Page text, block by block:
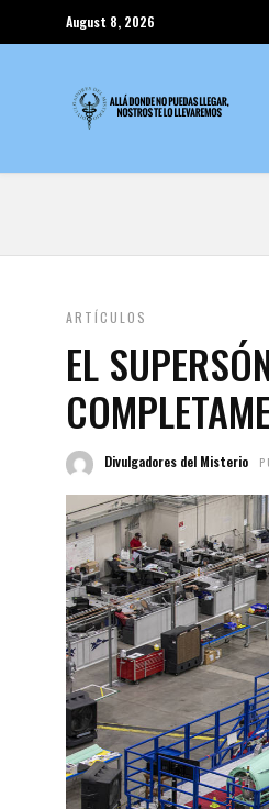
August 8, 2026
ARTÍCULOS
EL
Divulgadores del Misterio